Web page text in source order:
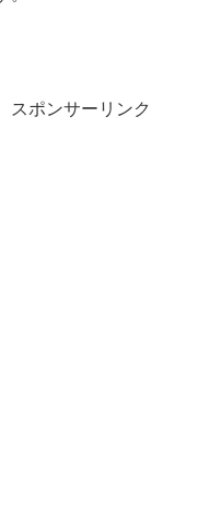
スポンサーリンク